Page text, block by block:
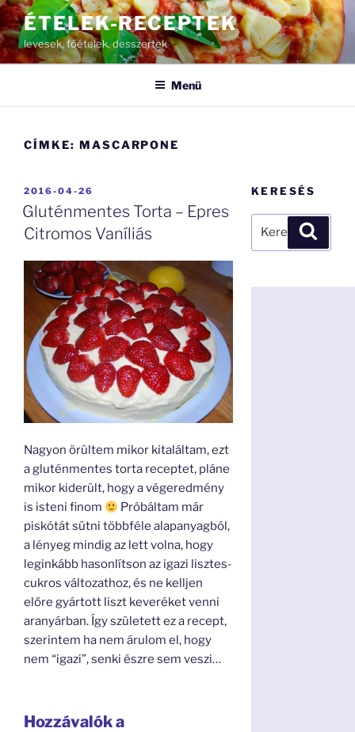
Tartalomhoz
ÉTELEK-RECEPTEK
levesek, főételek, desszertek
Menü
CÍMKE: MASCARPONE
BEKÜLDVE:
2016-04-26
Gluténmentes Torta – Epres
Citromos Vaníliás
Nagyon örültem mikor kitaláltam, ezt
a gluténmentes torta receptet, pláne
mikor kiderült, hogy a végeredmény
is isteni finom
Próbáltam már
piskótát sütni többféle alapanyagból,
a lényeg mindig az lett volna, hogy
leginkább hasonlítson az igazi lisztes-
cukros változathoz, és ne kelljen
előre gyártott liszt keveréket venni
aranyárban. Így született ez a recept,
szerintem ha nem árulom el, hogy
nem “igazi”, senki észre sem veszi…
Hozzávalók a
KERESÉS
Keresés